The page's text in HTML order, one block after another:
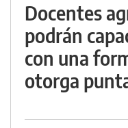
Docentes
podrán
con una
otorga